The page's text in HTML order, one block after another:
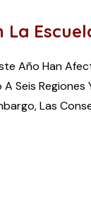
La
Año Han
Seis Regiones
Las